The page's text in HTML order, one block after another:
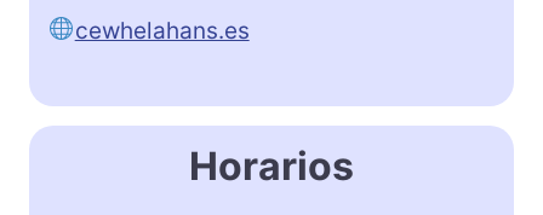
cewhelahans.es
Horarios